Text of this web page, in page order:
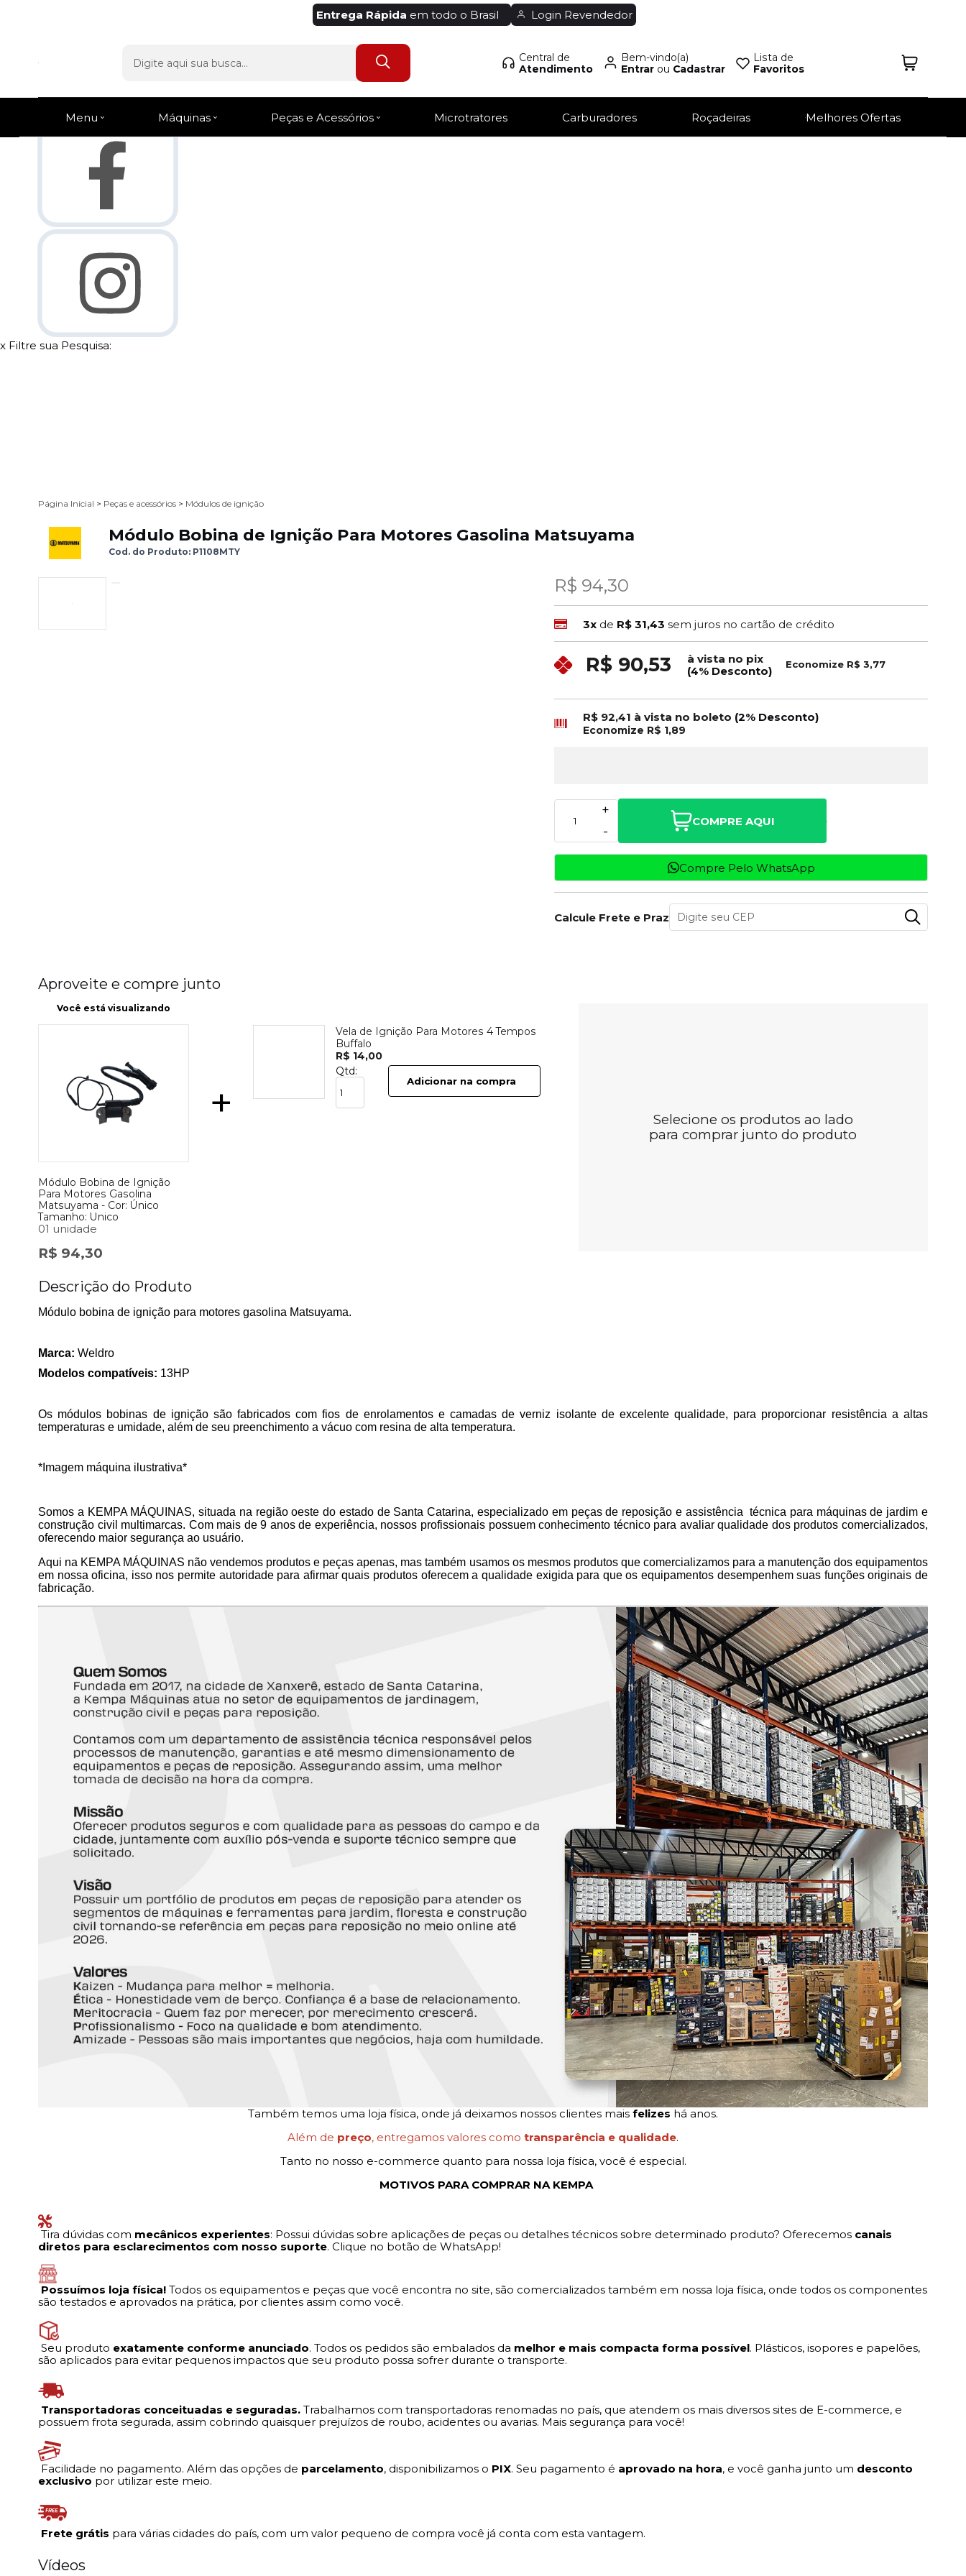
Fale Conosco
Favoritos
x Filtre sua Pesquisa:
Entrega Rápida em todo o Brasil Login Revendedor
Central de
Atendimento
Bem-vindo(a)
Entrarou Cadastrar
Lista de
Favoritos
Menu Máquinas Peças e Acessórios Microtratores Carburadores Roçadeiras Melhores Ofertas
Página Inicial > Peças e acessórios > Módulos de ignição
Módulo Bobina de Ignição Para Motores Gasolina Matsuyama
Cod. do Produto: P1108MTY
R$ 94,30
3x de R$ 31,43 sem juros no cartão de crédito
R$ 90,53
à vista no pix
(4% Desconto)
Economize R$ 3,77
R$ 92,41 à vista no boleto (2% Desconto)
Economize R$ 1,89
-
+
COMPRE AQUI
Compre Pelo WhatsApp
Calcule Frete e Prazo
Aproveite e compre junto
Você está visualizando
Módulo Bobina de Ignição
Para Motores Gasolina
Matsuyama - Cor: Único
Tamanho: Unico
01 unidade
R$ 94,30
+
Vela de Ignição Para Motores 4 Tempos
Buffalo
R$ 14,00
Qtd:
Adicionar na compra
Selecione os produtos ao lado
para comprar junto do produto
Descrição do Produto
Módulo bobina de ignição para motores gasolina Matsuyama.
Marca: Weldro
Modelos compatíveis: 13HP
Os módulos bobinas de ignição são fabricados com fios de enrolamentos e camadas de verniz isolante de excelente qualidade, para proporcionar resistência a altas
temperaturas e umidade, além de seu preenchimento a vácuo com resina de alta temperatura.
*Imagem máquina ilustrativa*
Somos a KEMPA MÁQUINAS, situada na região oeste do estado de Santa Catarina, especializado em peças de reposição e assistência técnica para máquinas de jardim e
construção civil multimarcas. Com mais de 9 anos de experiência, nossos profissionais possuem conhecimento técnico para avaliar qualidade dos produtos comercializados,
oferecendo maior segurança ao usuário.
Aqui na KEMPA MÁQUINAS não vendemos produtos e peças apenas, mas também usamos os mesmos produtos que comercializamos para a manutenção dos equipamentos
em nossa oficina, isso nos permite autoridade para afirmar quais produtos oferecem a qualidade exigida para que os equipamentos desempenhem suas funções originais de
fabricação.
Também temos uma loja física, onde já deixamos nossos clientes mais felizes há anos.
Além de preço, entregamos valores como transparência e qualidade.
Tanto no nosso e-commerce quanto para nossa loja física, você é especial.
MOTIVOS PARA COMPRAR NA KEMPA
Tira dúvidas com mecânicos experientes: Possui dúvidas sobre aplicações de peças ou detalhes técnicos sobre determinado produto? Oferecemos canais
diretos para esclarecimentos com nosso suporte. Clique no botão de WhatsApp!
Possuímos loja física! Todos os equipamentos e peças que você encontra no site, são comercializados também em nossa loja física, onde todos os componentes
são testados e aprovados na prática, por clientes assim como você.
Seu produto exatamente conforme anunciado. Todos os pedidos são embalados da melhor e mais compacta forma possível. Plásticos, isopores e papelões,
são aplicados para evitar pequenos impactos que seu produto possa sofrer durante o transporte.
Transportadoras conceituadas e seguradas. Trabalhamos com transportadoras renomadas no país, que atendem os mais diversos sites de E-commerce, e
possuem frota segurada, assim cobrindo quaisquer prejuízos de roubo, acidentes ou avarias. Mais segurança para você!
Facilidade no pagamento. Além das opções de parcelamento, disponibilizamos o PIX. Seu pagamento é aprovado na hora, e você ganha junto um desconto
exclusivo por utilizar este meio.
Frete grátis para várias cidades do país, com um valor pequeno de compra você já conta com esta vantagem.
Vídeos